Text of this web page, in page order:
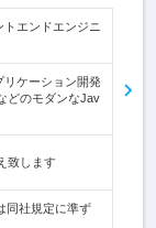
トエンドエンジニ
リケーション開発
どのモダンなJav
致します
同社規定に準ず